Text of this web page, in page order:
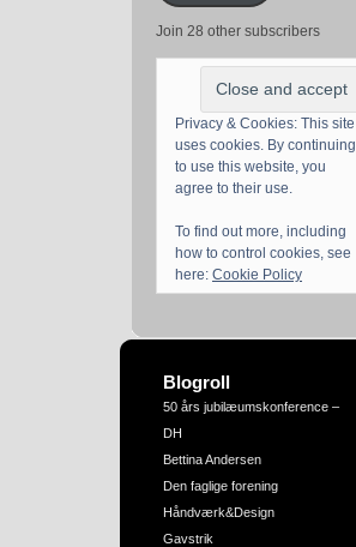
Join 28 other subscribers
Privacy & Cookies: This site
uses cookies. By continuing
to use this website, you
agree to their use.
To find out more, including
how to control cookies, see
here: Cookie Policy
Blogroll
50 års jubilæumskonference –
DH
Bettina Andersen
Den faglige forening
Håndværk&Design
Gavstrik